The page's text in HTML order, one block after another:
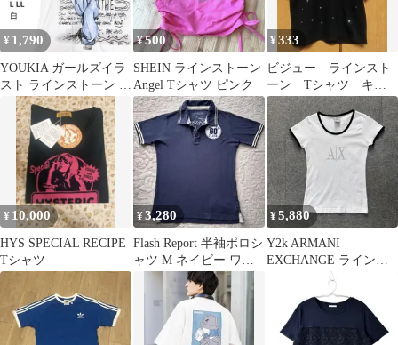
¥ 1,790
YOUKIA ガールズイラ
スト ラインストーン 半
袖Tシャツ 白 バックプ
リント
¥500
SHEIN ラインストーン
Angel Tシャツ ピンク
¥333
ビジュー ラインスト
ーン Tシャツ キラ
キラ
¥ 10,000
HYS SPECIAL RECIPE
Tシャツ
¥3,280
Flash Report 半袖ポロシ
ャツ M ネイビー ワッ
ペン 新品
¥5,880
Y2k ARMANI
EXCHANGE ラインス
トーンピチT 平成ギャ